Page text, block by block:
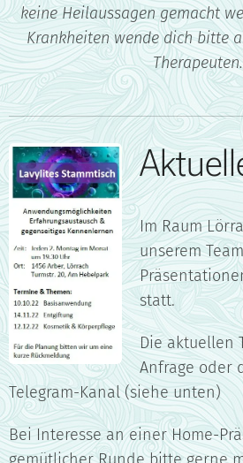
keine Heilaussagen gemacht
Krankheiten wende dich bitte
Therapeuten.
Im Raum
unserem
statt.
Die aktuellen
Anfrage oder
Telegram-Kanal (siehe unten)
Bei Interesse an einer Home-